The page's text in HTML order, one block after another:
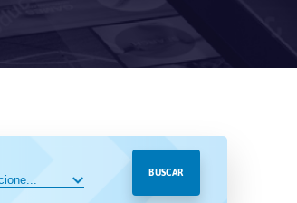
BUSCAR